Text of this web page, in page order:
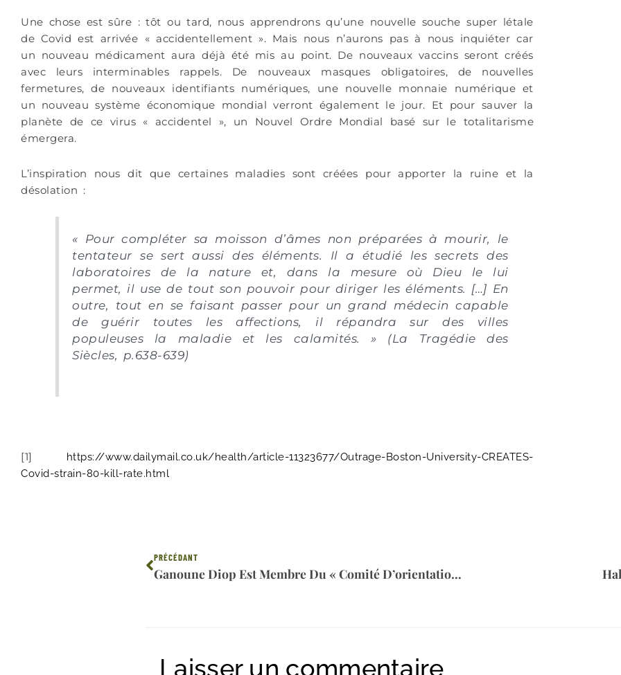
Une chose est sûre : tôt ou tard, nous apprendrons qu’une nouvelle souche super létale
de Covid est arrivée « accidentellement ». Mais nous n’aurons pas à nous inquiéter car
un nouveau médicament aura déjà été mis au point. De nouveaux vaccins seront créés
avec leurs interminables rappels. De nouveaux masques obligatoires, de nouvelles
fermetures, de nouveaux identifiants numériques, une nouvelle monnaie numérique et
un nouveau système économique mondial verront également le jour. Et pour sauver la
planète de ce virus « accidentel », un Nouvel Ordre Mondial basé sur le totalitarisme
émergera.
L’inspiration nous dit que certaines maladies sont créées pour apporter la ruine et la
désolation :
« Pour compléter sa moisson d’âmes non préparées à mourir, le
tentateur se sert aussi des éléments. Il a étudié les secrets des
laboratoires de la nature et, dans la mesure où Dieu le lui
permet, il use de tout son pouvoir pour diriger les éléments. […] En
outre, tout en se faisant passer pour un grand médecin capable
de guérir toutes les affections, il répandra sur des villes
populeuses la maladie et les calamités.
» (La Tragédie des
Siècles, p.638-639)
[1]
https://www.dailymail.co.uk/health/article-11323677/Outrage-Boston-University-CREATES-
Covid-strain-80-kill-rate.html
Précédent
PRÉCÉDANT
Ganoune Diop Est Membre Du « Comité D’orientation Du Programme » Pour L’Église Catholique Unique
Laisser un commentaire